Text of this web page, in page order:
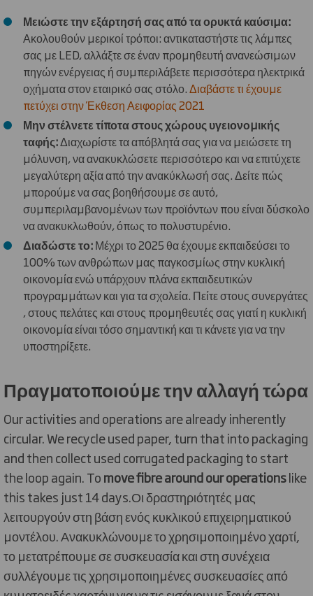
Μειώστε την εξάρτησή σας από τα ορυκτά καύσιμα:
Ακολουθούν μερικοί τρόποι: αντικαταστήστε τις λάμπες
σας με LED, αλλάξτε σε έναν προμηθευτή ανανεώσιμων
πηγών ενέργειας ή συμπεριλάβετε περισσότερα ηλεκτρικά
οχήματα στον εταιρικό σας στόλο.Διαβάστε τι έχουμε
πετύχει στην Έκθεση Αειφορίας 2021
Μην στέλνετε τίποτα στους χώρους υγειονομικής
ταφής:Διαχωρίστε τα απόβλητά σας για να μειώσετε τη
μόλυνση, να ανακυκλώσετε περισσότερο και να επιτύχετε
μεγαλύτερη αξία από την ανακύκλωσή σας. Δείτε πώς
μπορούμε να σας βοηθήσουμε σε αυτό,
συμπεριλαμβανομένων των προϊόντων που είναι δύσκολο
να ανακυκλωθούν, όπως το πολυστυρένιο.
Διαδώστε το:Μέχρι το 2025 θα έχουμε εκπαιδεύσει το
100% των ανθρώπων μας παγκοσμίως στην κυκλική
οικονομία ενώ υπάρχουν πλάνα εκπαιδευτικών
προγραμμάτων και για τα σχολεία. Πείτε στους συνεργάτες
, στους πελάτες και στους προμηθευτές σας γιατί η κυκλική
οικονομία είναι τόσο σημαντική και τι κάνετε για να την
υποστηρίξετε.
Πραγματοποιούμε την αλλαγή τώρα
Our activities and operations are already inherently
circular. We recycle used paper, turn that into packaging
and then collect used corrugated packaging to start
the loop again. Tomove fibre around our operationslike
this takes just 14 days.Οι δραστηριότητές μας
λειτουργούν στη βάση ενός κυκλικού επιχειρηματικού
μοντέλου. Ανακυκλώνουμε το χρησιμοποιημένο χαρτί,
το μετατρέπουμε σε συσκευασία και στη συνέχεια
συλλέγουμε τις χρησιμοποιημένες συσκευασίες από